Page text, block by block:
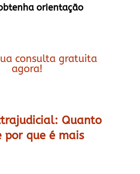
orientação
consulta gratuita
agora!
Quanto
que é mais